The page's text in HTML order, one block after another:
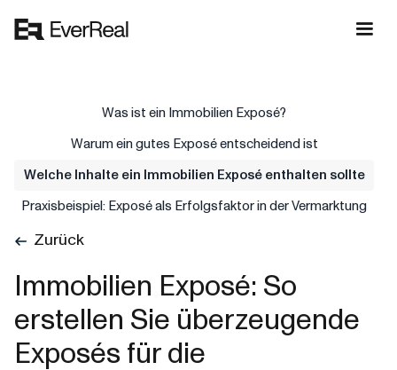
Was ist ein Immobilien Exposé?
Warum ein gutes Exposé entscheidend ist
Welche Inhalte ein Immobilien Exposé enthalten sollte
Praxisbeispiel: Exposé als Erfolgsfaktor in der Vermarktung
Zurück
Immobilien Exposé: So
erstellen Sie überzeugende
Exposés für die